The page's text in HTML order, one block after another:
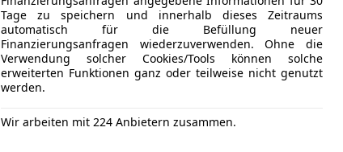
Extras
Alufelgen
Dachreling
Kfz-Versicherung
Versicherungsschutz an Ihre Bedürfnisse
Tage zu speichern und innerhalb dieses Zeitraums
automatisch für die Befüllung neuer
Finanzierungsanfragen wiederzuverwenden. Ohne die
Verwendung solcher Cookies/Tools können solche
erweiterten Funktionen ganz oder teilweise nicht genutzt
werden.
Wir arbeiten mit 224 Anbietern zusammen.